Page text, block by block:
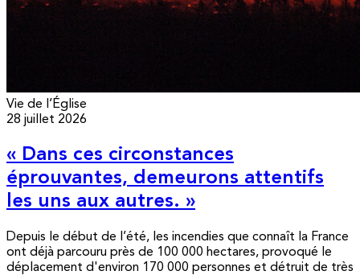
Vie de l’Église
28 juillet 2026
« Dans ces circonstances
éprouvantes, demeurons attentifs
les uns aux autres. »
Depuis le début de l’été, les incendies que connaît la France
ont déjà parcouru près de 100 000 hectares, provoqué le
déplacement d'environ 170 000 personnes et détruit de très